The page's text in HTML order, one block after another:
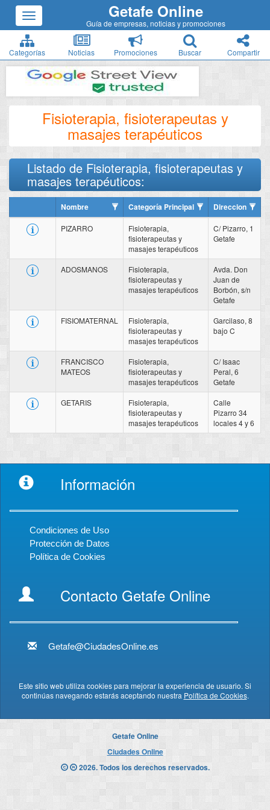
Getafe Online
Guía de empresas, noticias y promociones
Categorías Noticias Promociones Buscar Compartir
Fisioterapia, fisioterapeutas y
masajes terapéuticos
Listado de Fisioterapia, fisioterapeutas y
masajes terapéuticos:
Nombre Categoría Principal Direccion
PIZARRO
Fisioterapia,
fisioterapeutas y
masajes terapéuticos
C/ Pizarro, 1
Getafe
ADOSMANOS
Fisioterapia,
fisioterapeutas y
masajes terapéuticos
Avda. Don
Juan de
Borbón, s/n
Getafe
FISIOMATERNAL
Fisioterapia,
fisioterapeutas y
masajes terapéuticos
Garcilaso, 8
bajo C
FRANCISCO
MATEOS
Fisioterapia,
fisioterapeutas y
masajes terapéuticos
C/ Isaac
Peral, 6
Getafe
GETARIS
Fisioterapia,
fisioterapeutas y
masajes terapéuticos
Calle
Pizarro 34
locales 4 y 6
Información
Condiciones de Uso
Protección de Datos
Política de Cookies
Contacto Getafe Online
Getafe@CiudadesOnline.es
Este sitio web utiliza cookies para mejorar la experiencia de usuario. Si
continúas navegando estarás aceptando nuestra Política de Cookies.
Getafe Online
Ciudades Online
2026. Todos los derechos reservados.